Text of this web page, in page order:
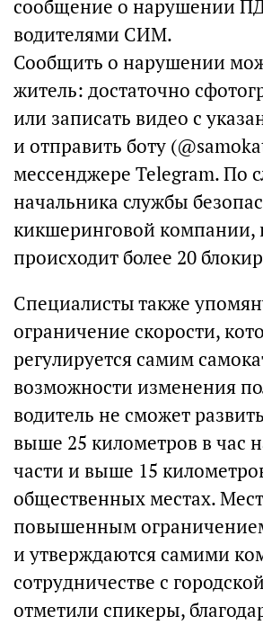
сообщение о нарушении
водителями СИМ.
Сообщить о нарушении
житель: достаточно
или записать видео с
и отправить боту
мессенджере Telegram. По
начальника службы
кикшеринговой компании,
происходит более 20
Специалисты также
ограничение скорости,
регулируется самим
возможности изменения
водитель не сможет
выше 25 километров в час
части и выше 15
общественных местах.
повышенным
и утверждаются самими
сотрудничестве с
отметили спикеры,